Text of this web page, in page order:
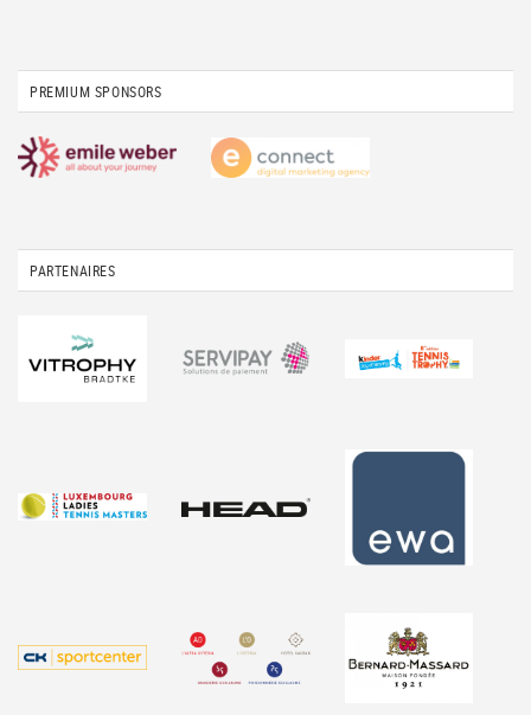
PREMIUM SPONSORS
PARTENAIRES